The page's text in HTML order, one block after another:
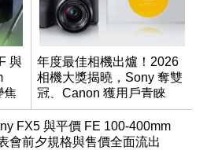
與
焦
年度最佳相機出爐！2026
相機大獎揭曉，Sony 奪雙
冠、Canon 獲用戶青睞
FX5 與平價 FE 100-400mm
會前夕規格與售價全面流出